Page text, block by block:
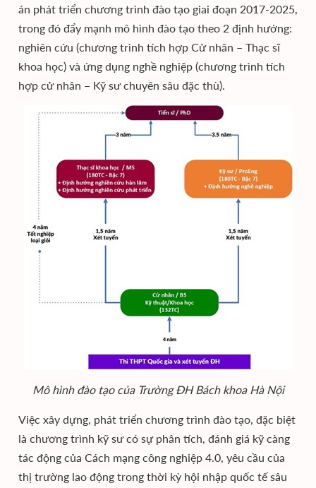
án phát triển chương trình đào tạo giai đoạn 2017-2025,
trong đó đẩy mạnh mô hình đào tạo theo 2 định hướng:
nghiên cứu (chương trình tích hợp Cử nhân – Thạc sĩ
khoa học) và ứng dụng nghề nghiệp (chương trình tích
hợp cử nhân – Kỹ sư chuyên sâu đặc thù).
Mô hình đào tạo của Trường ĐH Bách khoa Hà Nội
Việc xây dựng, phát triển chương trình đào tạo, đặc biệt
là chương trình kỹ sư có sự phân tích, đánh giá kỹ càng
tác động của Cách mạng công nghiệp 4.0, yêu cầu của
thị trường lao động trong thời kỳ hội nhập quốc tế sâu